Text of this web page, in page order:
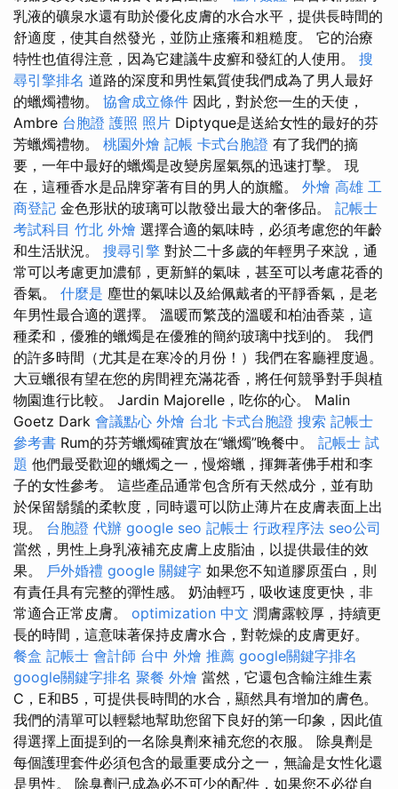
乳液的礦泉水還有助於優化皮膚的水合水平，提供長時間的
舒適度，使其自然發光，並防止瘙癢和粗糙度。 它的治療
特性也值得注意，因為它建議牛皮癬和發紅的人使用。 搜
尋引擎排名 道路的深度和男性氣質使我們成為了男人最好
的蠟燭禮物。 協會成立條件 因此，對於您一生的天使，
Ambre 台胞證 護照 照片 Diptyque是送給女性的最好的芬
芳蠟燭禮物。 桃園外燴 記帳 卡式台胞證 有了我們的摘
要，一年中最好的蠟燭是改變房屋氣氛的迅速打擊。 現
在，這種香水是品牌穿著有目的男人的旗艦。 外燴 高雄 工
商登記 金色形狀的玻璃可以散發出最大的奢侈品。 記帳士
考試科目 竹北 外燴 選擇合適的氣味時，必須考慮您的年齡
和生活狀況。 搜尋引擎 對於二十多歲的年輕男子來說，通
常可以考慮更加濃郁，更新鮮的氣味，甚至可以考慮花香的
香氣。 什麼是 塵世的氣味以及給佩戴者的平靜香氣，是老
年男性最合適的選擇。 溫暖而繁茂的溫暖和柏油香菜，這
種柔和，優雅的蠟燭是在優雅的簡約玻璃中找到的。 我們
的許多時間（尤其是在寒冷的月份！）我們在客廳裡度過。
大豆蠟很有望在您的房間裡充滿花香，將任何競爭對手與植
物園進行比較。 Jardin Majorelle，吃你的心。 Malin
Goetz Dark 會議點心 外燴 台北 卡式台胞證 搜索 記帳士
參考書 Rum的芬芳蠟燭確實放在“蠟燭”晚餐中。 記帳士 試
題 他們最受歡迎的蠟燭之一，慢熔蠟，揮舞著佛手柑和李
子的女性參考。 這些產品通常包含所有天然成分，並有助
於保留鬍鬚的柔軟度，同時還可以防止薄片在皮膚表面上出
現。 台胞證 代辦 google seo 記帳士 行政程序法 seo公司
當然，男性上身乳液補充皮膚上皮脂油，以提供最佳的效
果。 戶外婚禮 google 關鍵字 如果您不知道膠原蛋白，則
有責任具有完整的彈性感。 奶油輕巧，吸收速度更快，非
常適合正常皮膚。 optimization 中文 潤膚露較厚，持續更
長的時間，這意味著保持皮膚水合，對乾燥的皮膚更好。
餐盒 記帳士 會計師 台中 外燴 推薦 google關鍵字排名
google關鍵字排名 聚餐 外燴 當然，它還包含輸注維生素
C，E和B5，可提供長時間的水合，顯然具有增加的膚色。
我們的清單可以輕鬆地幫助您留下良好的第一印象，因此值
得選擇上面提到的一名除臭劑來補充您的衣服。 除臭劑是
每個護理套件必須包含的最重要成分之一，無論是女性化還
是男性。 除臭劑已成為必不可少的配件，如果您不必從自